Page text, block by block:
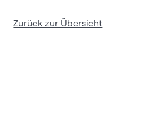
Zurück zur Übersicht